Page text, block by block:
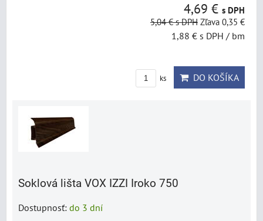
4,69 € s DPH
5,04 €s DPH Zľava 0,35 €
1,88 € s DPH / bm
ks DO KOŠÍKA
Soklová lišta VOX IZZI Iroko 750
Dostupnosť: do 3 dní